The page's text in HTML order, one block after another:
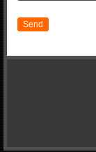
Send